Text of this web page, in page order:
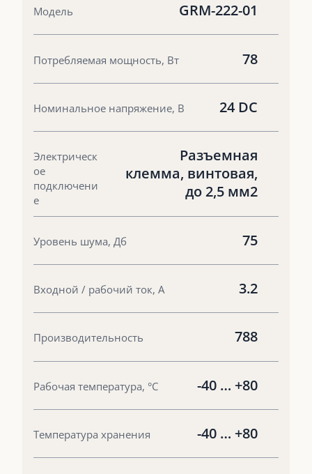
Модель GRM-222-01
Потребляемая мощность, Вт 78
Номинальное напряжение, В 24 DC
Электрическ
ое
подключени
е
Разъемная
клемма, винтовая,
до 2,5 мм2
Уровень шума, Дб 75
Входной / рабочий ток, А 3.2
Производительность 788
Рабочая температура, °С -40 … +80
Температура хранения -40 … +80